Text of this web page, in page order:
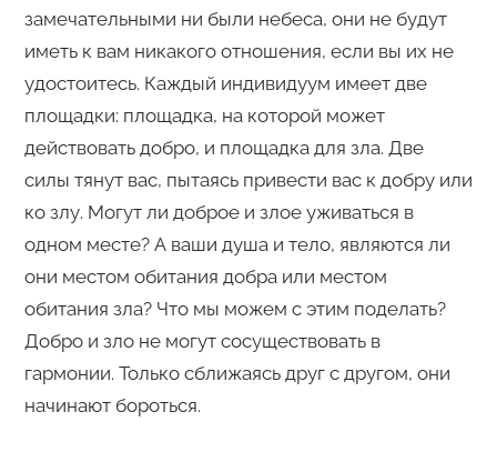
замечательными ни были небеса, они не будут
иметь к вам никакого отношения, если вы их не
удостоитесь. Каждый индивидуум имеет две
площадки: площадка, на которой может
действовать добро, и площадка для зла. Две
силы тянут вас, пытаясь привести вас к добру или
ко злу. Могут ли доброе и злое уживаться в
одном месте? А ваши душа и тело, являются ли
они местом обитания добра или местом
обитания зла? Что мы можем с этим поделать?
Добро и зло не могут сосуществовать в
гармонии. Только сближаясь друг с другом, они
начинают бороться.